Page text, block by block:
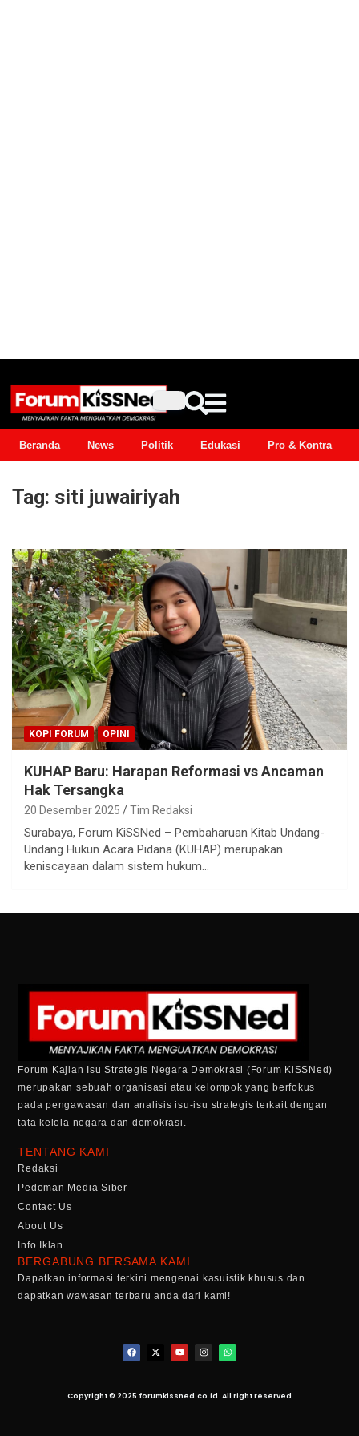
Beranda News Politik Edukasi Pro & Kontra
Tag: siti juwairiyah
KOPI FORUM OPINI
KUHAP Baru: Harapan Reformasi vs Ancaman
Hak Tersangka
20 Desember 2025 Tim Redaksi
Surabaya, Forum KiSSNed – Pembaharuan Kitab Undang-
Undang Hukun Acara Pidana (KUHAP) merupakan
keniscayaan dalam sistem hukum…
Forum Kajian Isu Strategis Negara Demokrasi (Forum KiSSNed)
merupakan sebuah organisasi atau kelompok yang berfokus
pada pengawasan dan analisis isu-isu strategis terkait dengan
tata kelola negara dan demokrasi.
TENTANG KAMI
Redaksi
Pedoman Media Siber
Contact Us
About Us
Info Iklan
BERGABUNG BERSAMA KAMI
Dapatkan informasi terkini mengenai kasuistik khusus dan
dapatkan wawasan terbaru anda dari kami!
Copyright © 2025 forumkissned.co.id. All right reserved